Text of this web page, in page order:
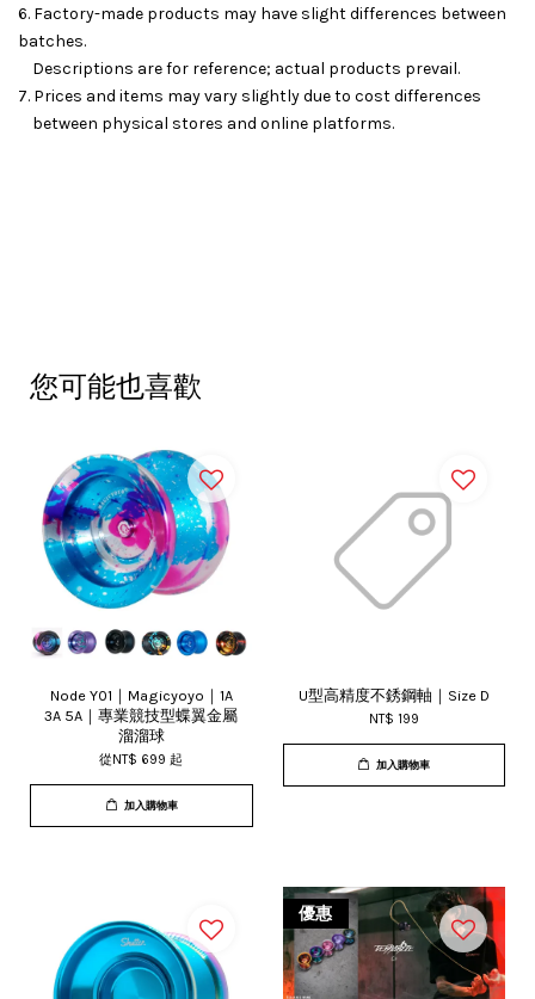
6. Factory-made products may have slight differences between
batches.
Descriptions are for reference; actual products prevail.
7. Prices and items may vary slightly due to cost differences
between physical stores and online platforms.
您可能也喜歡
Node Y01｜Magicyoyo｜1A
3A 5A｜專業競技型蝶翼金屬
溜溜球
從NT$ 699起
加入購物車
U型高精度不銹鋼軸｜Size D
NT$ 199
加入購物車
優惠